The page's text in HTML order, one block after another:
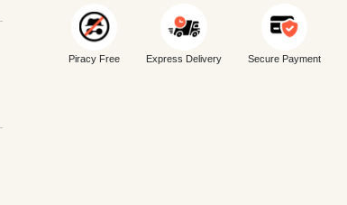
Piracy Free Express Delivery Secure Payment